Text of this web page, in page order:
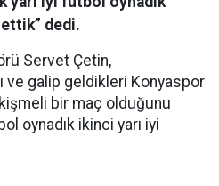
dedi.
Servet Çetin,
ve galip geldikleri Konyaspor
bir maç olduğunu
oynadık ikinci yarı iyi